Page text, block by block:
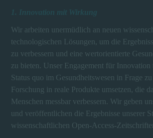
Wir arbeiten unermüdlich an neuen
technologischen Lösungen, um die
zu verbessern und eine wertorientierte
zu bieten. Unser Engagement für Innovation
Status quo im Gesundheitswesen in Frage
Forschung in reale Produkte umsetzen, die
Menschen messbar verbessern. Wir geben
und veröffentlichen die Ergebnisse unserer
wissenschaftlichen Open-Access-